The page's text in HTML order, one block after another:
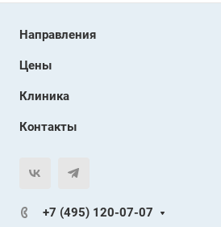
Направления
Цены
Клиника
Контакты
+7 (495) 120-07-07